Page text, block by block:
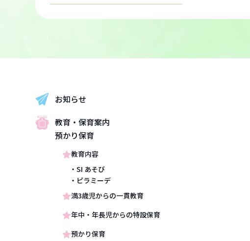
お知らせ
教育・保育案内
預かり保育
教育内容
・SI あそび
・ピラミーデ
満3歳児からの一貫教育
年中・年長児からの特設保育
預かり保育